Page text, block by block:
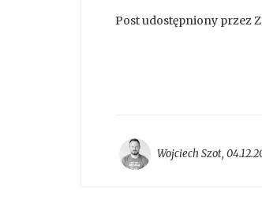
Post udostępniony przez
Wojciech Szot,